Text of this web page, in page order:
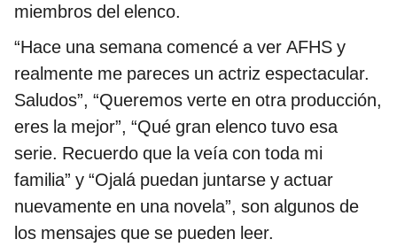
miembros del elenco.
“Hace una semana comencé a ver AFHS y
realmente me pareces un actriz espectacular.
Saludos”, “Queremos verte en otra producción,
eres la mejor”, “Qué gran elenco tuvo esa
serie. Recuerdo que la veía con toda mi
familia” y “Ojalá puedan juntarse y actuar
nuevamente en una novela”, son algunos de
los mensajes que se pueden leer.